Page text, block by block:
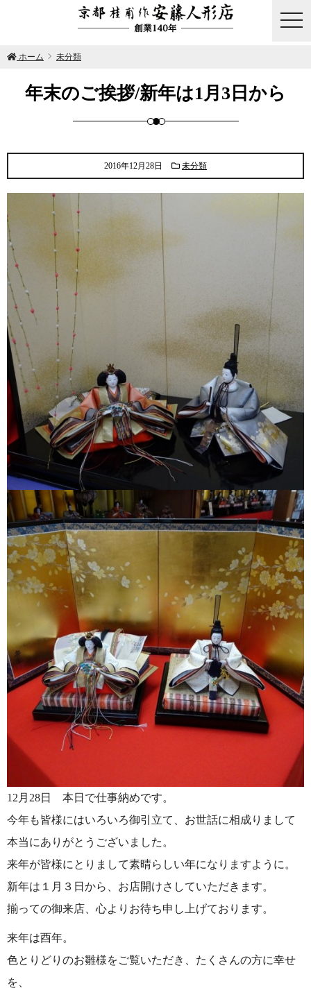
ホーム 未分類
年末のご挨拶/新年は1月3日から
2016年12月28日 未分類
12月28日 本日で仕事納めです。
今年も皆様にはいろいろ御引立て、お世話に相成りまして
本当にありがとうございました。
来年が皆様にとりまして素晴らしい年になりますように。
新年は１月３日から、お店開けさしていただきます。
揃っての御来店、心よりお待ち申し上げております。
来年は酉年。
色とりどりのお雛様をご覧いただき、たくさんの方に幸せ
を、